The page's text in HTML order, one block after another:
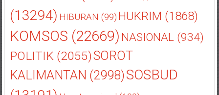
(13294) HIBURAN (99) HUKRIM (1868)
KOMSOS (22669) NASIONAL(934)
POLITIK(2055)SOROT
KALIMANTAN (2998)SOSBUD